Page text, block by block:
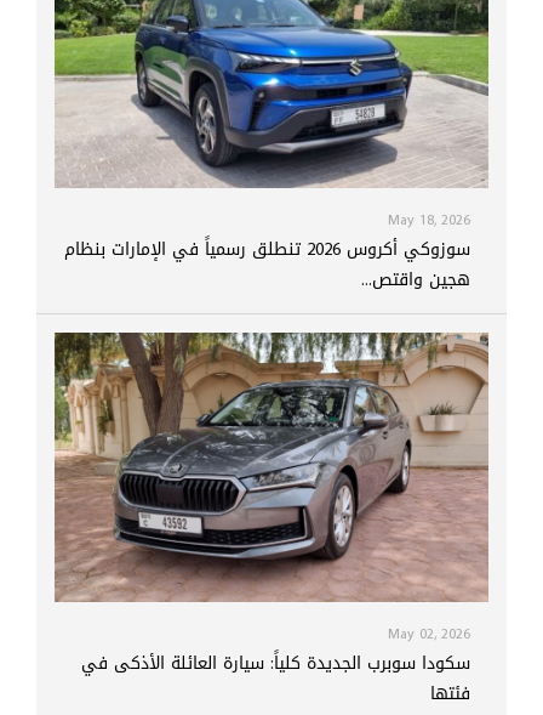
May 18, 2026
سوزوكي أكروس 2026 تنطلق رسمياً في الإمارات بنظام
هجين واقتص...
May 02, 2026
سكودا سوبرب الجديدة كلياً: سيارة العائلة الأذكى في
فئتها